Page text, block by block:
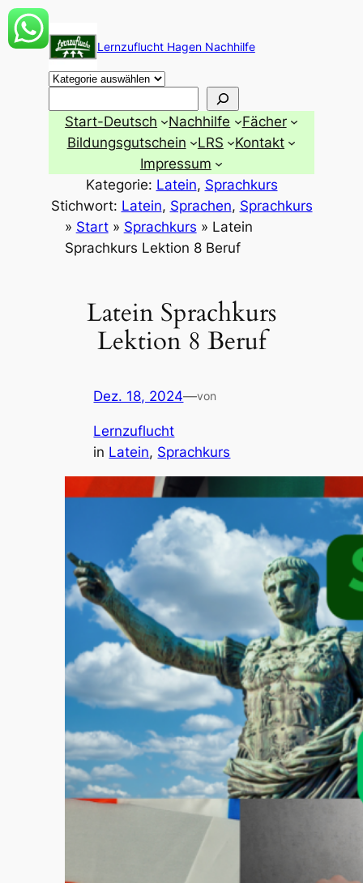
Zum
Inhalt
springen
Lernzuflucht Hagen Nachhilfe
Start-Deutsch Nachhilfe
Fächer
Bildungsgutschein
LRS
Kontakt
Impressum
Kategorie: Latein, Sprachkurs
Stichwort: Latein, Sprachen, Sprachkurs
» Start» Sprachkurs » Latein
Sprachkurs Lektion 8 Beruf
Latein Sprachkurs
Lektion 8 Beruf
Dez. 18, 2024—von
Lernzuflucht
in Latein, Sprachkurs